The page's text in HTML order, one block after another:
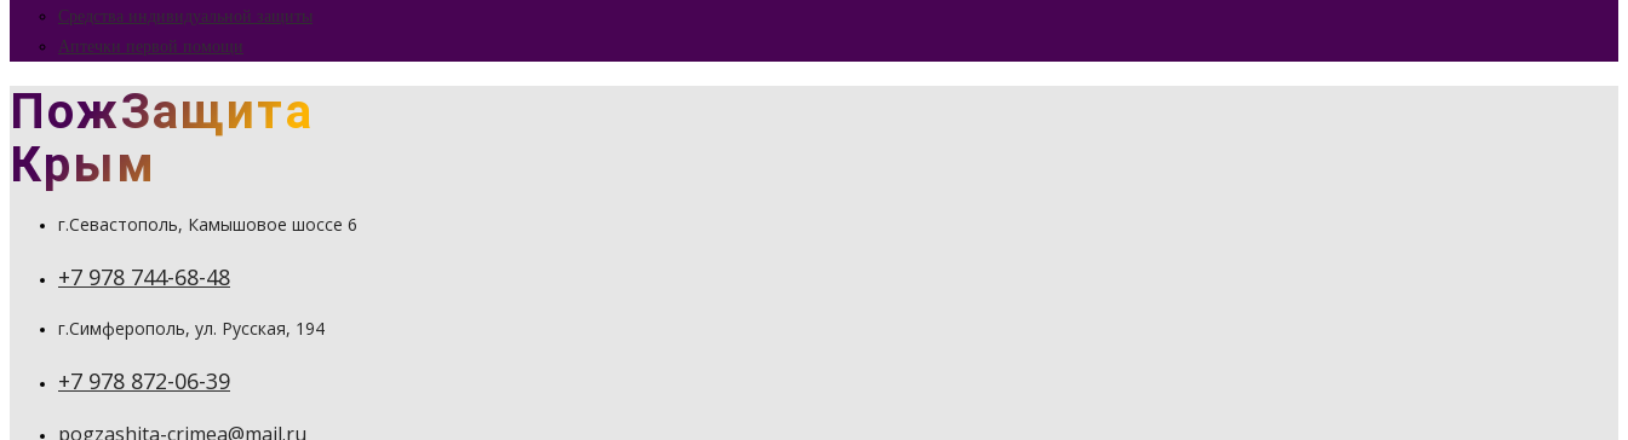
Средства индивидуальной защиты
Аптечки первой помощи
ПожЗащита
Крым
г.Севастополь, Камышовое шоссе 6
+7 978 744-68-48
г.Симферополь, ул. Русская, 194
+7 978 872-06-39
pogzashita-crimea@mail.ru